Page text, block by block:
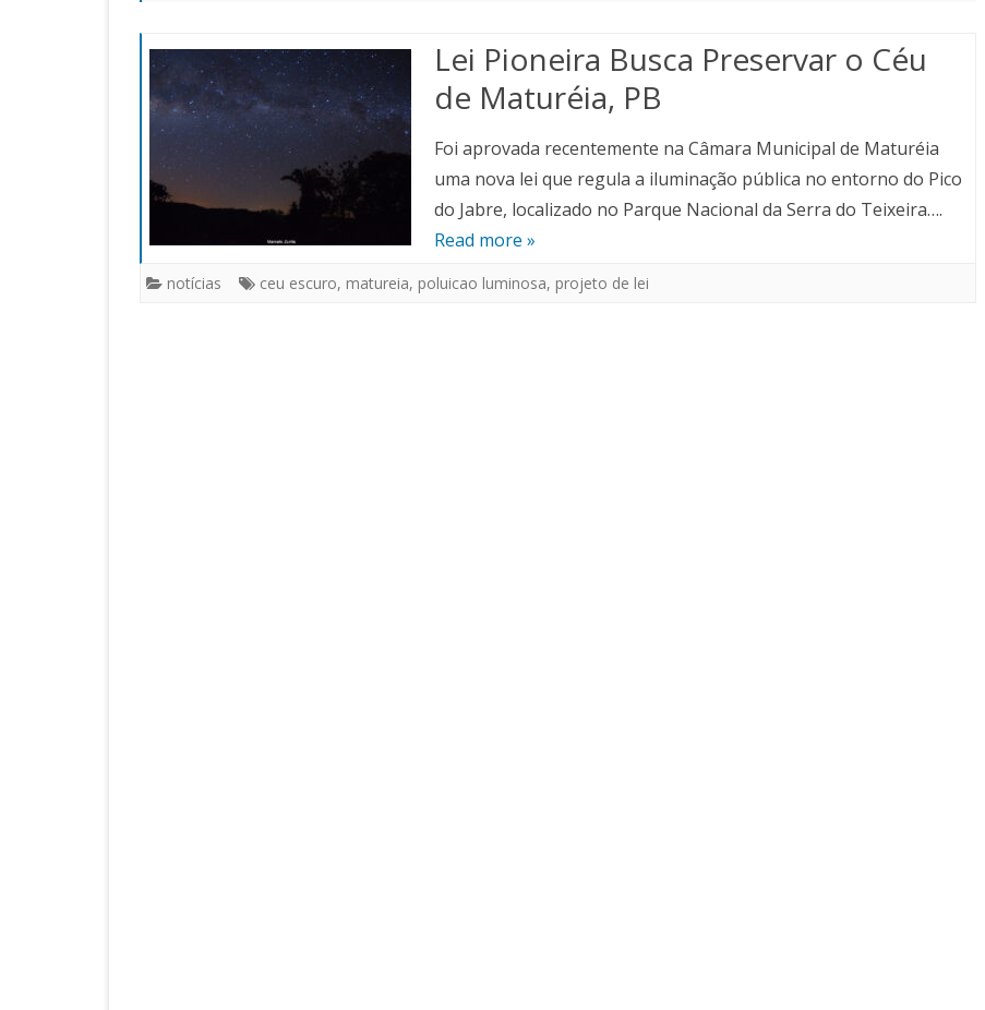
AGOSTO
EXPOSIÇÃO
IV EPA!
19º ENAST
XIV EANE
48° EREA
LOJAS
VÍDEOS AULA
LIVROS
Lei Pioneira Busca Preservar o Céu
de Maturéia, PB
Foi aprovada recentemente na Câmara Municipal de Maturéia
uma nova lei que regula a iluminação pública no entorno do Pico
do Jabre, localizado no Parque Nacional da Serra do Teixeira….
Read more »
notícias ceu escuro, matureia, poluicao luminosa, projeto de lei